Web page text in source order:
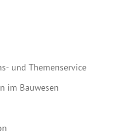
und Themenservice
im Bauwesen